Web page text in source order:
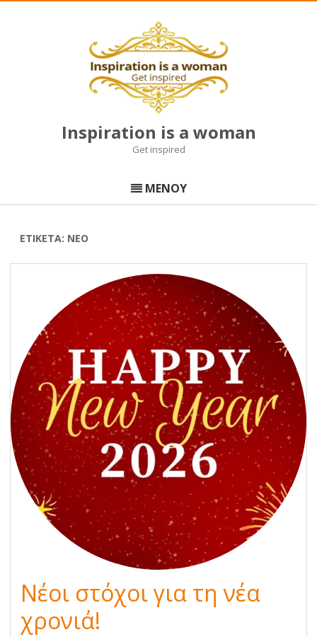
Inspiration is a woman
Get inspired
σε
περιεχόμενο
ΜΕΝΟΥ
ΕΤΙΚΈΤΑ: ΝΈΟ
Νέοι στόχοι για τη νέα
χρονιά!